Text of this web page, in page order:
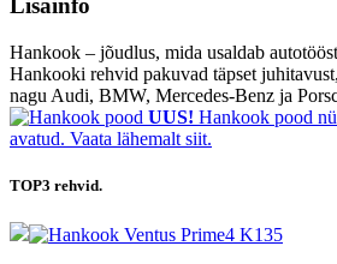
Lisainfo
Hankook – jõudlus, mida usaldab
Hankooki rehvid pakuvad täpset
nagu Audi, BMW, Mercedes-Benz ja
UUS! Hankook pood
avatud. Vaata lähemalt siit.
TOP3 rehvid.